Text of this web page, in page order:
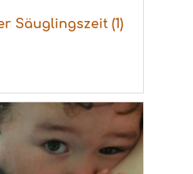
Säuglingszeit (1)